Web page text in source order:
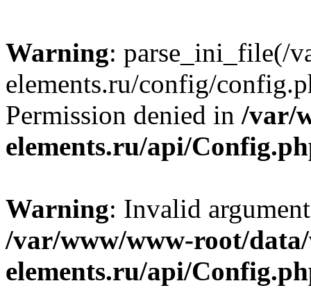
Warning: parse_ini_file(/
elements.ru/config/
Permission denied in /var/
elements.ru/api/
Warning: Invalid
/var/www/www-root/
elements.ru/api/